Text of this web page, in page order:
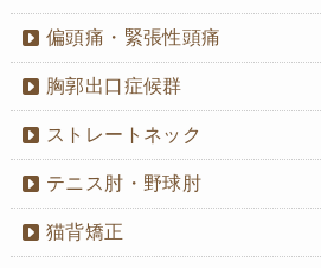
偏頭痛・緊張性頭痛
胸郭出口症候群
ストレートネック
テニス肘・野球肘
猫背矯正